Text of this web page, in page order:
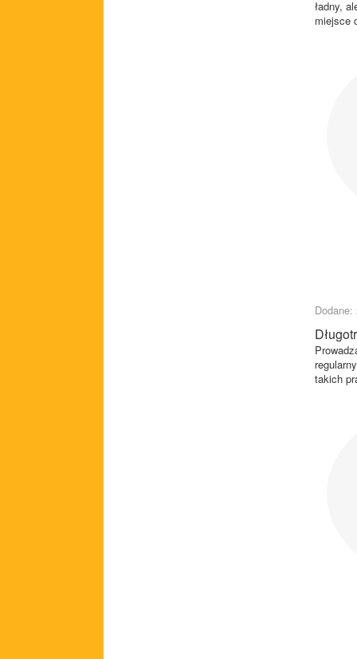
ładny,
miejsce
Dodane:
takich